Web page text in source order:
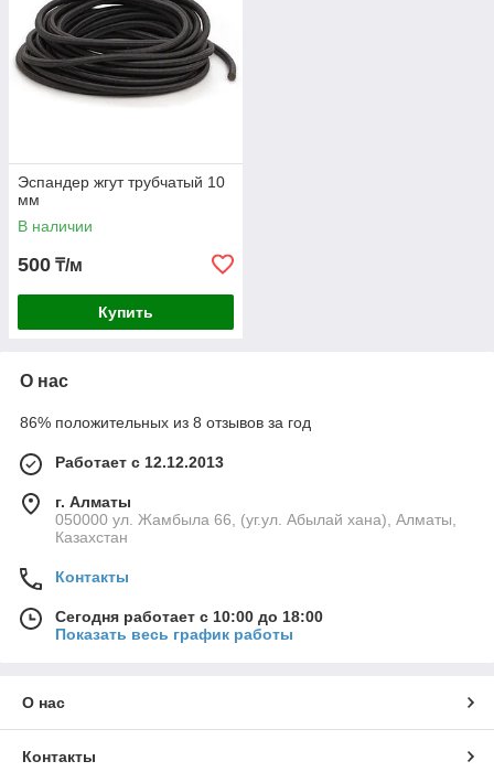
Эспандер жгут трубчатый 10
мм
В наличии
500 ₸/м
Купить
О нас
86% положительных из 8 отзывов за год
Работает с 12.12.2013
г. Алматы
050000 ул. Жамбыла 66, (уг.ул. Абылай хана), Алматы,
Казахстан
Контакты
Сегодня работает с 10:00 до 18:00
Показать весь график работы
О нас
Контакты